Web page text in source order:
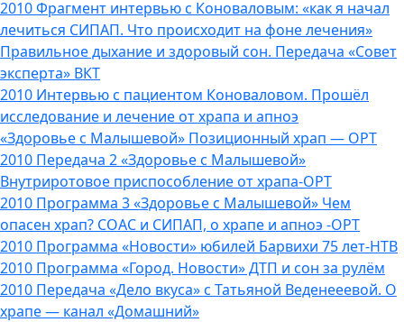
2010 Фрагмент интервью с Коноваловым: «как я начал
лечиться СИПАП. Что происходит на фоне лечения»
Правильное дыхание и здоровый сон. Передача «Совет
эксперта» ВКТ
2010 Интервью с пациентом Коноваловом. Прошёл
исследование и лечение от храпа и апноэ
«Здоровье с Малышевой» Позиционный храп — ОРТ
2010 Передача 2 «Здоровье с Малышевой»
Внутриротовое приспособление от храпа-ОРТ
2010 Программа 3 «Здоровье с Малышевой» Чем
опасен храп? СОАС и СИПАП, о храпе и апноэ -ОРТ
2010 Программа «Новости» юбилей Барвихи 75 лет-НТВ
2010 Программа «Город. Новости» ДТП и сон за рулём
2010 Передача «Дело вкуса» с Татьяной Веденееевой. О
храпе — канал «Домашний»